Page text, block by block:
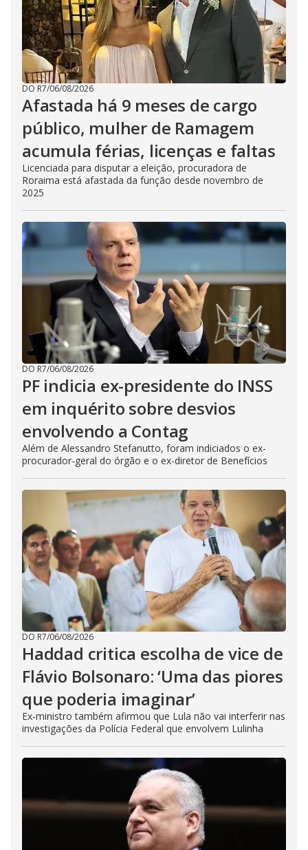
DO R7/06/08/2026
Afastada há 9 meses de cargo
público, mulher de Ramagem
acumula férias, licenças e faltas
Licenciada para disputar a eleição, procuradora de
Roraima está afastada da função desde novembro de
2025
DO R7/06/08/2026
PF indicia ex-presidente do INSS
em inquérito sobre desvios
envolvendo a Contag
Além de Alessandro Stefanutto, foram indiciados o ex-
procurador-geral do órgão e o ex-diretor de Benefícios
DO R7/06/08/2026
Haddad critica escolha de vice de
Flávio Bolsonaro: ‘Uma das piores
que poderia imaginar’
Ex-ministro também afirmou que Lula não vai interferir nas
investigações da Polícia Federal que envolvem Lulinha